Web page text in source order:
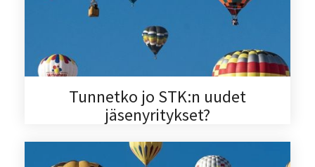
Tunnetko jo STK:n uudet
jäsenyritykset?